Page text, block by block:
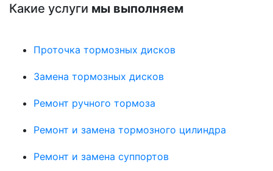
Какие услуги мы выполняем
Проточка тормозных дисков
Замена тормозных дисков
Ремонт ручного тормоза
Ремонт и замена тормозного цилиндра
Ремонт и замена суппортов